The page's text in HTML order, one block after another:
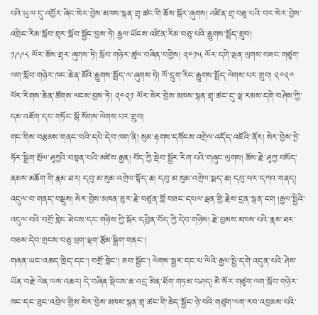
པའི་ཡུལ་དུ་འབྱོར་ཞིང་སེར་བྱེས་མཁས་སྙན་གྲྭ་ཚང་གི་ཆོས་སྒོར་ཞུགས། འཛིན་གྲྭ་བཅུ་པའི་བར་སེར་བྱེས་
འབྲིང་རིམ་སློབ་གྲྭར་སློབ་སྦྱོང་བྱས་ཏེ། རྒྱལ་ཡོངས་འཛིན་རིམ་བཅུ་པའི་རྒྱུགས་སྤྲོད་གྲུབ།
༡༩༩༨ ལོར་ཆོས་གྲྭར་ཞུགས་ཏེ། སློབ་གཉེར་ཚུལ་བཞིན་བགྱིས། ༢༠༡༥ ལོར་དགེ་ལྡན་ལུགས་བཟང་གཙུག་
ལག་སློབ་གཉེར་ཁང་ཆེན་མོའི་རྒྱུགས་སྤྲོད་ལ་ཞུགས་ཏེ། ལོ་དྲུག་རིང་རྒྱུགས་སྤྲོད་ལེགས་པར་གྲུབ། ༢༠༢༠
ལོར་རིགས་ཆེན་ཚོགས་ལངས་བྱས་ཏེ། ༢༠༢༡ ལོར་སེར་བྱེས་མཁས་སྙན་གྲྭ་ཚང་དུ་ལྷ་རམས་དགེ་བཤེས་ཀྱི་
དམ་འཇོག་དང་གཏོང་སྒོ་སོགས་ལེགས་པར་གྲུབ།
གང་གིས་བརྩམས་གནང་བའི་དཔེ་དེབ་ཁག་ནི། སུམ་རྟགས་དགོངས་འགྲེལ་འདོད་འཇོའི་ནོར། སེར་བྱེས་ཏྲེ་
ཧོར་སྒྲིག་སྲོལ་ཤཱཀྱའི་བསྟན་པའི་མཛེས་རྒྱན། བོད་ཀྱི་སྡེབ་སྦྱོར་རིག་པའི་གཞུང་ལུགས། ཆོས་རྗེ་ཤཱཀྱ་བསོད་
ནམས་མཆོག་གི་རྣམ་ཐར། དབུ་མ་སུམ་འགྲེལ་སྟོད་ཆ། དབུ་མ་སུམ་འགྲེལ་སྨད་ཆ། དབུ་ཕར་དཀའ་གནད།
འདུལ་བ་གནད་བསྡུས། སེར་བྱེས་མཁན་ཟུར་རྗེ་བཙུན་བློ་བཟང་དཔལ་ལྡན་གྱི་རྗེས་དྲན་སྙན་ངག །རྒྱལ་སྤྱིའི་
འདུལ་བའི་བགྲོ་གླེང་ཐེངས་དང་གཉིས་ཀྱི་སྐོར་དབྱིན་བོད་ཀྱི་དེབ་གཉིས། རྗེ་བྱམས་མཁས་པའི་རྣམ་ཐར་
བཅས་དེབ་གྲངས་བཅུ་ཕྲག་ལྷག་རྩོམ་སྒྲིག་གནང་།
གཞན་ཡང་འཆད་ཁྲིད་དང་། བགྲོ་གླེང་། ཟབ་སྦྱོང་། ལེགས་སྦྱར་དང་པ་ལིའི་རྒྱལ་སྤྱི་དགེ་འདུན་པའི་ཤེས་
ཡོན་བརྗེ་ལེན་ལས་འཆར། དེ་བཞིན་སྡིངས་ཆ་འདྲ་མིན་ཐོག་གཏམ་བཤད། མཻ་སོར་གཙུག་ལག་སློབ་གཉེར་
ཁང་དང་ཟུང་འབྲེལ་གྱིས་སེར་བྱེས་མཁས་སྙན་གྲྭ་ཚང་གི་ཆེད་སྦྱོང་ཉེ་བའི་གཙུག་ལག་རབ་འབྱམས་པའི་